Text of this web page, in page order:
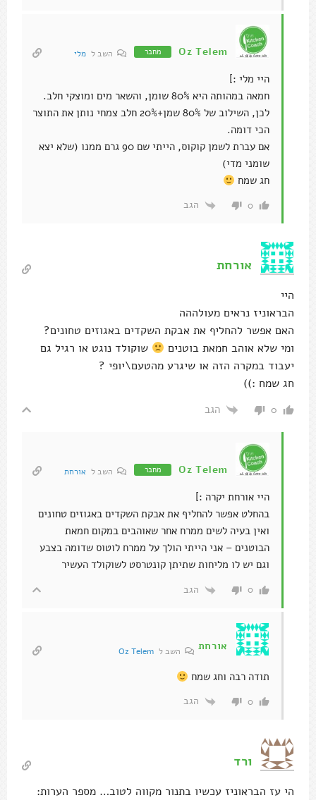
Oz Telem מחבר השב ל מלי
היי מלי :]
חמאה במהותה היא 80% שומן, והשאר מים ומוצקי חלב.
לכן, השילוב של 80% שמן+20% חלב צמחי נותן את התוצר
הכי דומה.
אם עברת לשמן קוקוס, הייתי שם 90 גרם ממנו (שלא יצא
שומני מדי)
חג שמח
0 הגב
אורחת
היי
הבראוניז נראים מעולההה
האם אפשר להחליף את אבקת השקדים באגוזים טחונים?
ומי שלא אוהב חמאת בוטנים
שוקולד נוגט או רגיל גם
יעבוד במקרה הזה או שיגרע מהטעם\יופי ?
חג שמח :))
0 הגב
Oz Telem מחבר השב ל אורחת
היי אורחת יקרה :]
בהחלט אפשר להחליף את אבקת השקדים באגוזים טחונים
ואין בעיה לשים ממרח אחר שאוהבים במקום חמאת
הבוטנים – אני הייתי הולך על ממרח לוטוס שדומה בצבע
וגם יש לו מליחות שתיתן קונטרסט לשוקולד העשיר
0 הגב
אורחת השב לOz Telem
תודה רבה וחג שמח
0 הגב
ורד
הי עז הבראוניז עכשיו בתנור מקווה לטוב… מספר הערות: